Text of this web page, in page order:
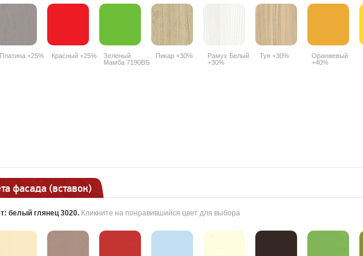
Платина +25% Красный +25%
Зеленый
Мамба 7190BS
Пикар +30%
Рамух Белый
+30%
Туя +30%
Оранжевый
+40%
фасада (вставок)
белый глянец 3020. Кликните на понравившийся цвет для выбора